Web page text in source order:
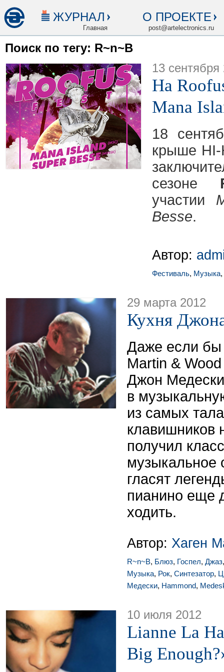
ЖУРНАЛ
Главная
О ПРОЕКТЕ
post@artelectronics.ru
Поиск по тегу: R~n~B
13 сентября
На
Mana
18
крыше HI-
сезоне
участии
Besse.
Автор:
Фестиваль, Музыка,
29 марта 2012
Кухня
Даже если бы
Martin &
Джон
в
из самых
клавишников
получил
музыкальное
гласят
пианино еще
ходить.
Автор: Хаген
R~n~B, Блюз, Госпел, Джаз
Музыка, Рок, Синтезатор,
Медески, Hammond,
10 июля 2012
Lianne La
Big